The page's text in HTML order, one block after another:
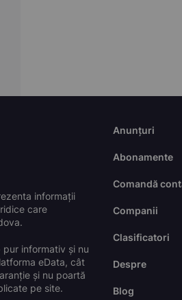
informații
care
informativ și nu
eData, cât
și nu poartă
pe site.
Anunțuri
Abonamente
Comandă
Companii
Clasificatori
Despre
Blog